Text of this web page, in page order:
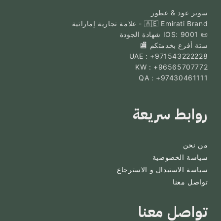
سوبر عود & عطور
🇦🇪 Emirati Brand - علامة تجارية إماراتية
📜 IOS: 9001 شهادة الجودة
ستة أفرع بخدمتكم 🏬
UAE : +971543222228
KW : +96565707772
QA : +97430461111
روابط سريعة
من نحن
سياسة الخصوصية
سياسة الاستبدال و الاسترجاع
تواصل معنا
تواصل معنا